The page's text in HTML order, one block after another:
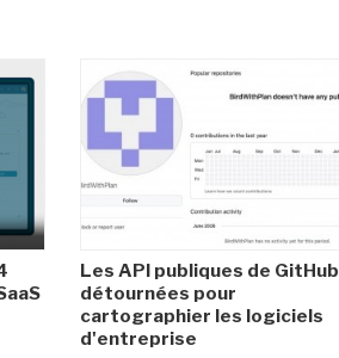
Les API publiques de GitHub
détournées pour
cartographier les logiciels
d'entreprise